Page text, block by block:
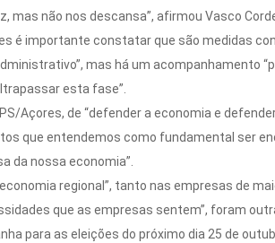
não nos descansa”, afirmou Vasco
é importante constatar que são medidas
mas há um acompanhamento
esta fase”.
Açores, de “defender a economia e
que entendemos como fundamental ser
da nossa economia”.
regional”, tanto nas empresas de
que as empresas sentem”, foram
para as eleições do próximo dia 25 de